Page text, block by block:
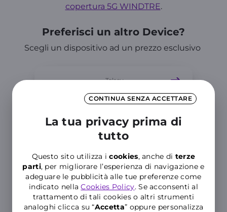
CONTINUA SENZA ACCETTARE
La tua privacy prima di
tutto
Questo sito utilizza icookies, anche di terze
parti, per migliorare l’esperienza di navigazione e
adeguare le pubblicità alle tue preferenze come
indicato nellaCookies Policy. Se acconsenti al
trattamento di tali cookies o altri strumenti
analoghi clicca su “Accetta” oppure personalizza
copertura 5G WINDTRE.
Preferisci un altro Device?
Scegli un dispositivo ad un prezzo esclusivo
Telsey
W52 5G
129,90 €
in unica soluzione